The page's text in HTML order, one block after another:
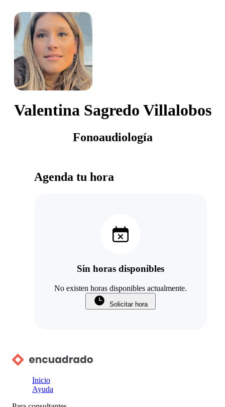
Valentina Sagredo Villalobos
Fonoaudiología
Agenda tu hora
Sin horas disponibles
No existen horas disponibles actualmente.
Solicitar hora
Inicio
Ayuda